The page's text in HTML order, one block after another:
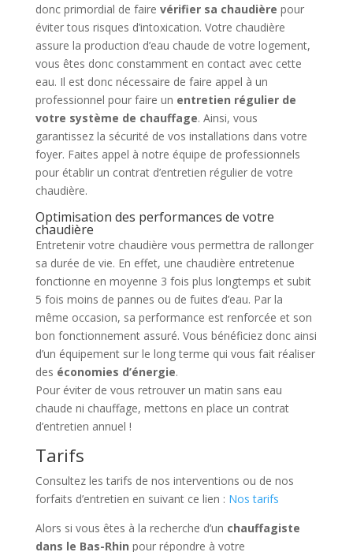
donc primordial de faire vérifier sa chaudière pour
éviter tous risques d’intoxication. Votre chaudière
assure la production d’eau chaude de votre logement,
vous êtes donc constamment en contact avec cette
eau. Il est donc nécessaire de faire appel à un
professionnel pour faire un entretien régulier de
votre système de chauffage. Ainsi, vous
garantissez la sécurité de vos installations dans votre
foyer. Faites appel à notre équipe de professionnels
pour établir un contrat d’entretien régulier de votre
chaudière.
Optimisation des performances de votre
chaudière
Entretenir votre chaudière vous permettra de rallonger
sa durée de vie. En effet, une chaudière entretenue
fonctionne en moyenne 3 fois plus longtemps et subit
5 fois moins de pannes ou de fuites d’eau. Par la
même occasion, sa performance est renforcée et son
bon fonctionnement assuré. Vous bénéficiez donc ainsi
d’un équipement sur le long terme qui vous fait réaliser
des économies d’énergie.
Pour éviter de vous retrouver un matin sans eau
chaude ni chauffage, mettons en place un contrat
d’entretien annuel !
Tarifs
Consultez les tarifs de nos interventions ou de nos
forfaits d’entretien en suivant ce lien : Nos tarifs
Alors si vous êtes à la recherche d’un chauffagiste
dans le Bas-Rhin pour répondre à votre